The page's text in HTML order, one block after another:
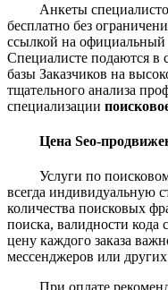
Анкеты
бесплатно без
ссылкой на
Специалисте подаются в
базы Заказчиков на
тщательного анализа
специализации
Цена Seo-
Услуги по
всегда индивидуальную
количества поисковых
поиска, валидности кода
цену каждого заказа
мессенджеров или